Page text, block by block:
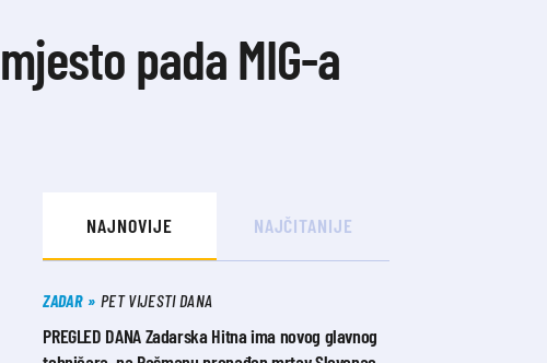
pada MIG-a
NAJNOVIJE NAJČITANIJE
ZADAR PET VIJESTI DANA
PREGLED DANA Zadarska Hitna ima novog glavnog